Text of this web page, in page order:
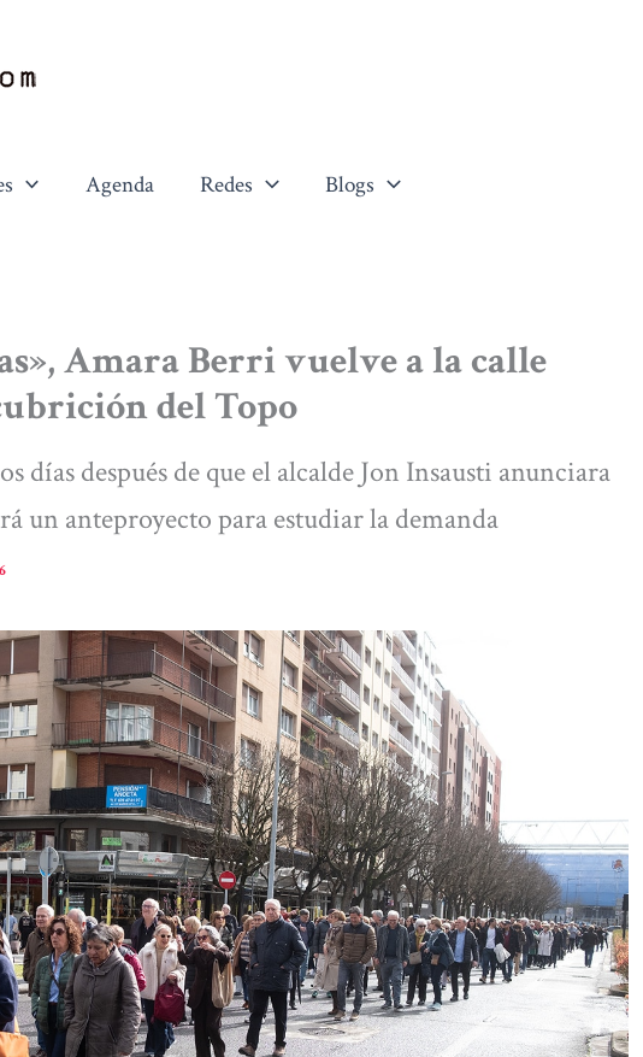
Agenda Redes Blogs
Amara Berri vuelve a la calle
del Topo
días después de que el alcalde Jon Insausti anunciara
un anteproyecto para estudiar la demanda